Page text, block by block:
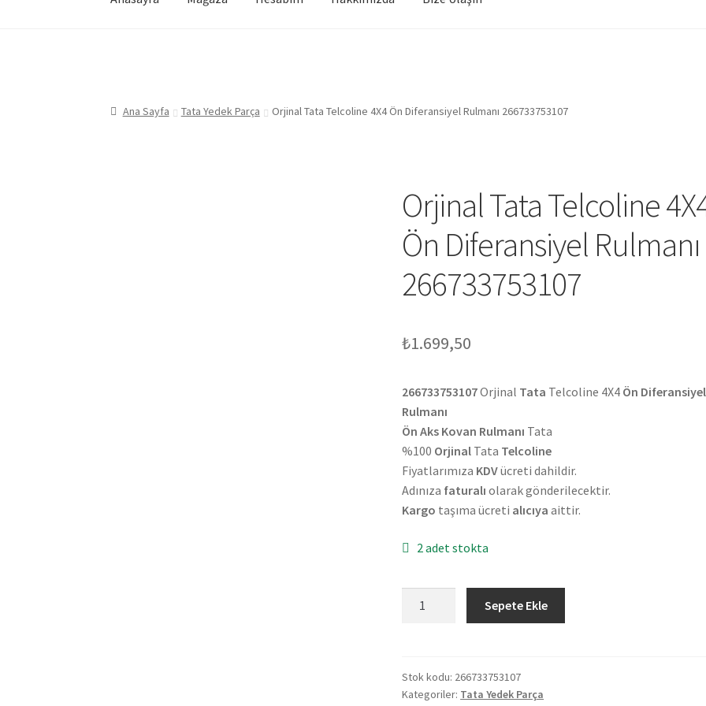
Ana Sayfa Tata Yedek Parça Orjinal Tata Telcoline 4X4 Ön Diferansiyel Rulmanı 266733753107
Orjinal Tata Telcoline
Ön Diferansiyel Rulmanı
266733753107
₺1.699,50
266733753107Orjinal Tata Telcoline 4X4 Ön Diferansiyel
Rulmanı
Ön Aks Kovan Rulmanı Tata
%100 Orjinal Tata Telcoline
Fiyatlarımıza KDVücreti dahildir.
Adınıza faturalı olarak gönderilecektir.
Kargo taşıma ücreti alıcıya aittir.
2 adet stokta
Ön
Diferansiyel
Sepete Ekle
Stok kodu: 266733753107
Kategoriler: Tata Yedek Parça